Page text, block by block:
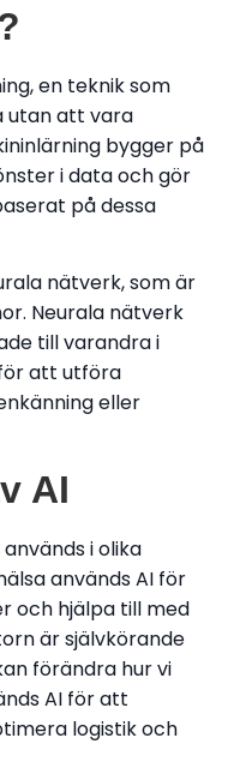
en teknik som
utan att vara
bygger på
i data och gör
på dessa
nätverk, som är
Neurala nätverk
till varandra i
att utföra
eller
AI
i olika
används AI för
och hjälpa till med
är självkörande
förändra hur vi
AI för att
logistik och